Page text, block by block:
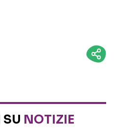
NOTIZIE